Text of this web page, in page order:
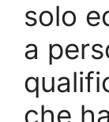
solo
a
che